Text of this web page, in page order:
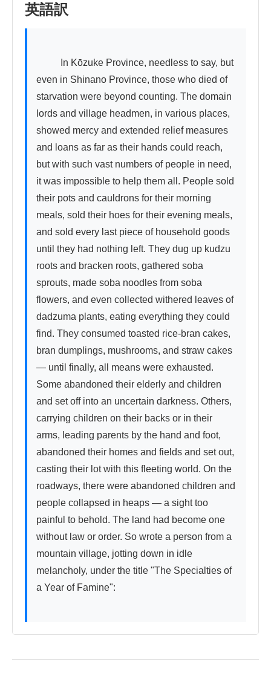
英語訳
even in Shinano Province, those who died of
starvation were beyond counting. The domain
lords and village headmen, in various places,
showed mercy and extended relief measures
and loans as far as their hands could reach,
but with such vast numbers of people in need,
it was impossible to help them all. People sold
their pots and cauldrons for their morning
meals, sold their hoes for their evening meals,
and sold every last piece of household goods
until they had nothing left. They dug up kudzu
roots and bracken roots, gathered soba
sprouts, made soba noodles from soba
flowers, and even collected withered leaves of
dadzuma plants, eating everything they could
find. They consumed toasted rice-bran cakes,
bran dumplings, mushrooms, and straw cakes
— until finally, all means were exhausted.
Some abandoned their elderly and children
and set off into an uncertain darkness. Others,
carrying children on their backs or in their
arms, leading parents by the hand and foot,
abandoned their homes and fields and set out,
casting their lot with this fleeting world. On the
roadways, there were abandoned children and
people collapsed in heaps — a sight too
painful to behold. The land had become one
without law or order. So wrote a person from a
mountain village, jotting down in idle
melancholy, under the title "The Specialties of
a Year of Famine":